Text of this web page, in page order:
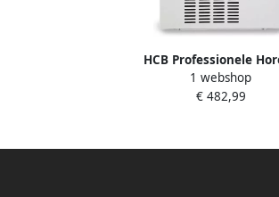
HCB Professionele
Gebaksvitrine 56 liter wit
Koelvitrine 39.8x43.4x85.4
1 webshop
€ 482,99